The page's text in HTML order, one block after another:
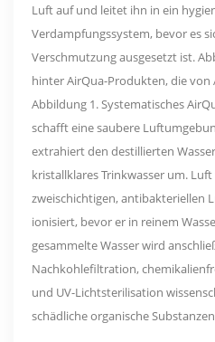
Luft auf und leitet ihn in ein
Verdampfungssystem, bevor es
Verschmutzung ausgesetzt ist.
hinter AirQua-Produkten, die von
Abbildung 1. Systematisches
schafft eine saubere
extrahiert den destillierten
kristallklares Trinkwasser um.
zweischichtigen, antibakteriellen
ionisiert, bevor er in reinem
gesammelte Wasser wird
Nachkohlefiltration,
und UV-Lichtsterilisation
schädliche organische